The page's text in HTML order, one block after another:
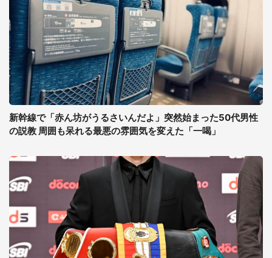
新幹線で「赤ん坊がうるさいんだよ」突然始まった50代男性
の説教 周囲も呆れる最悪の雰囲気を変えた「一喝」